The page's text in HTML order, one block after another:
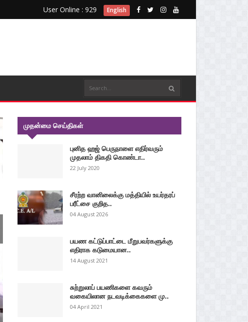
User Online : 929 English
முதன்மை செய்திகள்
புனித ஹஜ் பெருநாளை எதிர்வரும்
முதலாம் திகதி கொண்டா..
22 July 2020
சீரற்ற வானிலைக்கு மத்தியில் உயர்தரப்
பரீட்சை குறித..
04 August 2026
பயண கட்டுப்பாட்டை மீறுபவர்களுக்கு
எதிராக கடுமையான..
14 August 2021
சுற்றுலாப் பயணிகளை கவரும்
வகையிலான நடவடிக்கைகளை மு..
04 April 2021